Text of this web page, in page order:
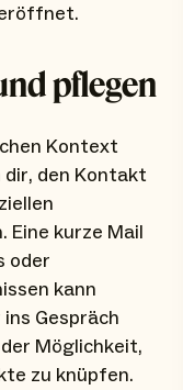
pflegen
Kontext
den Kontakt
kurze Mail
oder
kann
Gespräch
Möglichkeit,
zu knüpfen.